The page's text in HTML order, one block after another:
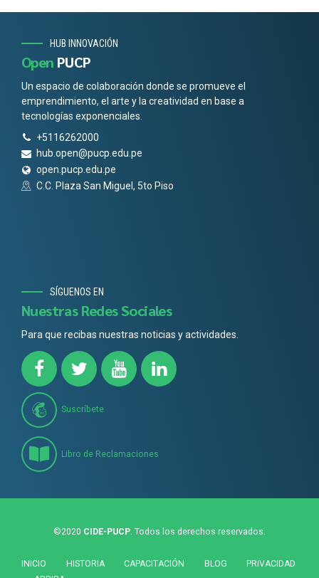
HUB INNOVACIÓN
Open PUCP
Un espacio de colaboración donde se promueve el
emprendimiento, el arte y la creatividad en base a
tecnologías exponenciales.
+5116262000
hub.open@pucp.edu.pe
open.pucp.edu.pe
C.C. Plaza San Miguel, 5to Piso
SÍGUENOS EN
Nuestras Redes Sociales
Para que recibas nuestras noticias y actividades.
Suscríbete
Libro de Reclamaciones
©2020 CIDE-PUCP . Todos los derechos reservados.
INICIO HISTORIA CAPACITACIÓN BLOG
PRIVACIDAD